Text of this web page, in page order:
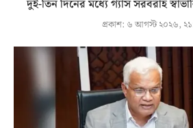
দুই-তিন দিনের মধ্যে গ্যাস সরবরাহ
প্রকাশ: ৬ আগস্ট ২০২৬,